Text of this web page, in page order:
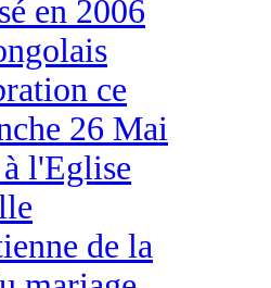
en 2006
ce
26 Mai
l'Eglise
de la